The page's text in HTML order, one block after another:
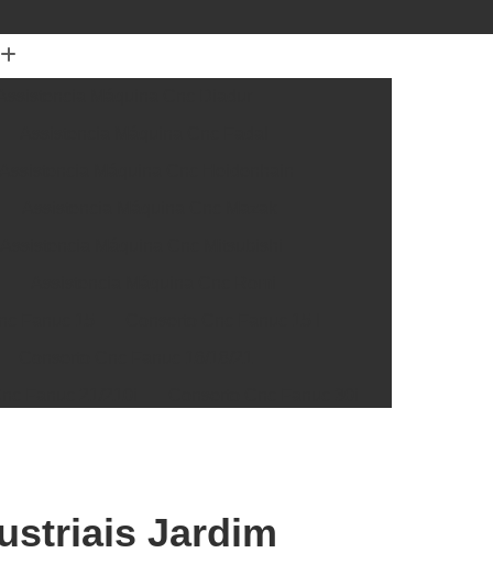
Siemens 828
Conserto Cnc Siemens 840
Jardim